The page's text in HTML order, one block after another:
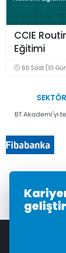
CCIE
Eğitimi
60 Saat (10
BT Akademi'yi